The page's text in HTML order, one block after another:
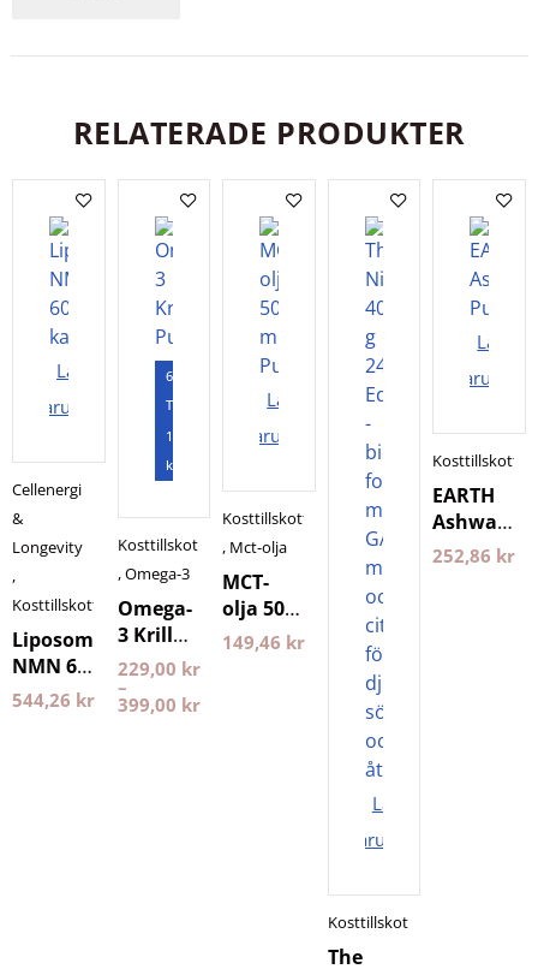
RELATERADE PRODUKTER
Lägg i
varukorgen
Cellenergi
&
Longevity
,
Kosttillskott
Liposomal
NMN 60
kapslar
544,26 kr
60
Tabletter
120
kapslar
Kosttillskott
,Omega-3
Omega-
3 Krill
Pureness
229,00 kr
–
399,00 kr
Lägg i
varukorgen
Kosttillskott
, Mct-olja
MCT-
olja 500
ml
149,46 kr
Lägg i
varukorgen
Kosttillskott
The
Lägg i
Kosttillskott
EARTH
120
252,86 kr